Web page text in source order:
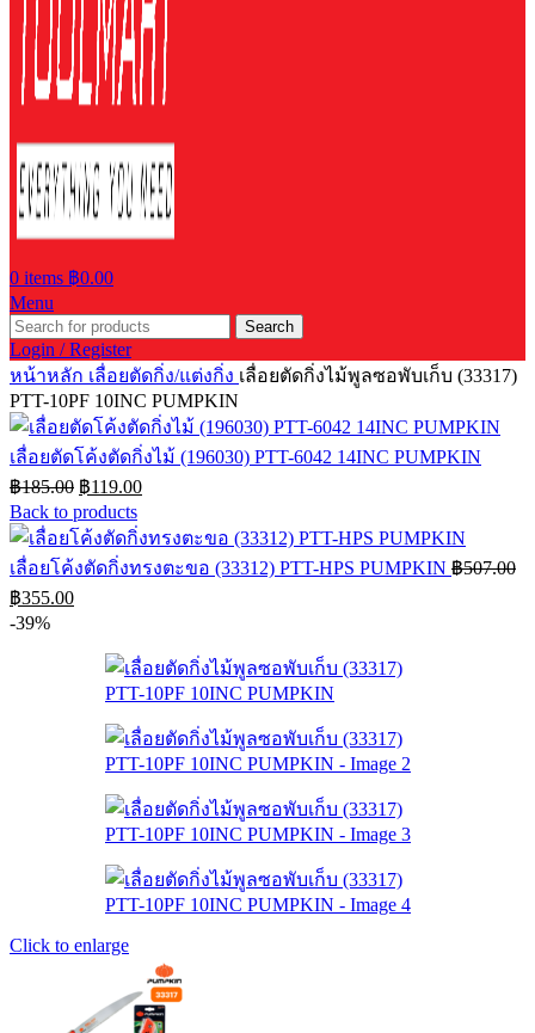
0 items ฿0.00
Menu
Search
Login / Register
หน้าหลัก เลื่อยตัดกิ่ง/แต่งกิ่ง เลื่อยตัดกิ่งไม้พูลซอพับเก็บ (33317)
PTT-10PF 10INC PUMPKIN
เลื่อยตัดโค้งตัดกิ่งไม้ (196030) PTT-6042 14INC PUMPKIN
฿185.00 Original
price
was:
฿185.00.
฿119.00Current
price
฿119.00.
Back to products
เลื่อยโค้งตัดกิ่งทรงตะขอ (33312) PTT-HPS PUMPKIN ฿507.00
Original
price
was:
฿355.00Current
price
฿355.00.
-39%
Click to enlarge